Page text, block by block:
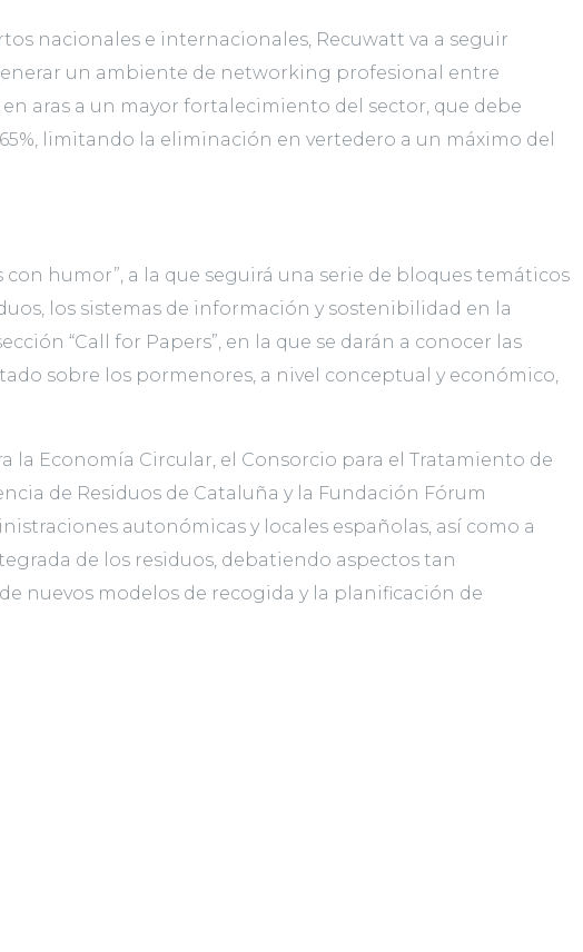
nacionales e internacionales, Recuwatt va a seguir
un ambiente de networking profesional entre
aras a un mayor fortalecimiento del sector, que debe
limitando la eliminación en vertedero a un máximo del
humor”, a la que seguirá una serie de bloques temáticos
los sistemas de información y sostenibilidad en la
“Call for Papers”, en la que se darán a conocer las
sobre los pormenores, a nivel conceptual y económico,
la Economía Circular, el Consorcio para el Tratamiento de
de Residuos de Cataluña y la Fundación Fórum
autonómicas y locales españolas, así como a
de los residuos, debatiendo aspectos tan
nuevos modelos de recogida y la planificación de